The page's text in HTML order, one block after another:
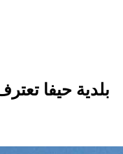
بلدية حيفا